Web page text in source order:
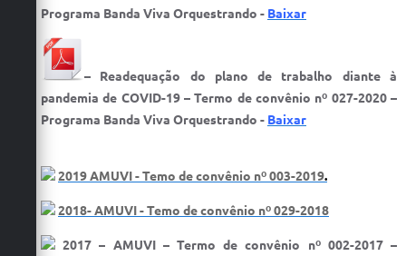
Programa Banda Viva Orquestrando​ - Baixar
– Readequação do plano de trabalho diante à
pandemia de COVID-19 – Termo de convênio nº 027-2020 –
Programa Banda Viva Orquestrando - Baixar
2019 AMUVI - Temo de convênio nº 003-2019.
2018- AMUVI - Temo de convênio nº 029-2018
2017 – AMUVI – Termo de convênio nº 002-2017 –